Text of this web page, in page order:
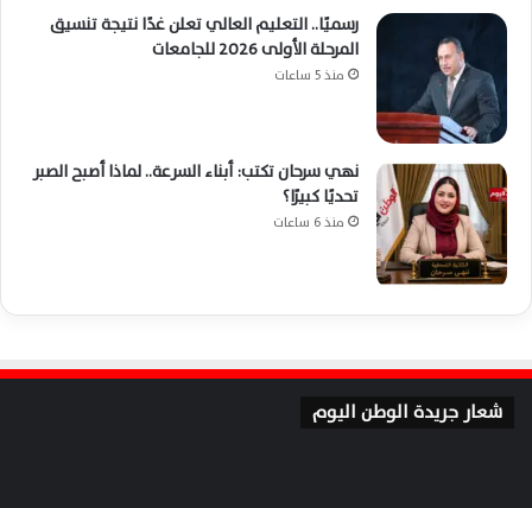
رسميًا.. التعليم العالي تعلن غدًا نتيجة تنسيق
المرحلة الأولى 2026 للجامعات
منذ 5 ساعات
نهي سرحان تكتب: أبناء السرعة.. لماذا أصبح الصبر
تحديًا كبيرًا؟
منذ 6 ساعات
شعار جريدة الوطن اليوم